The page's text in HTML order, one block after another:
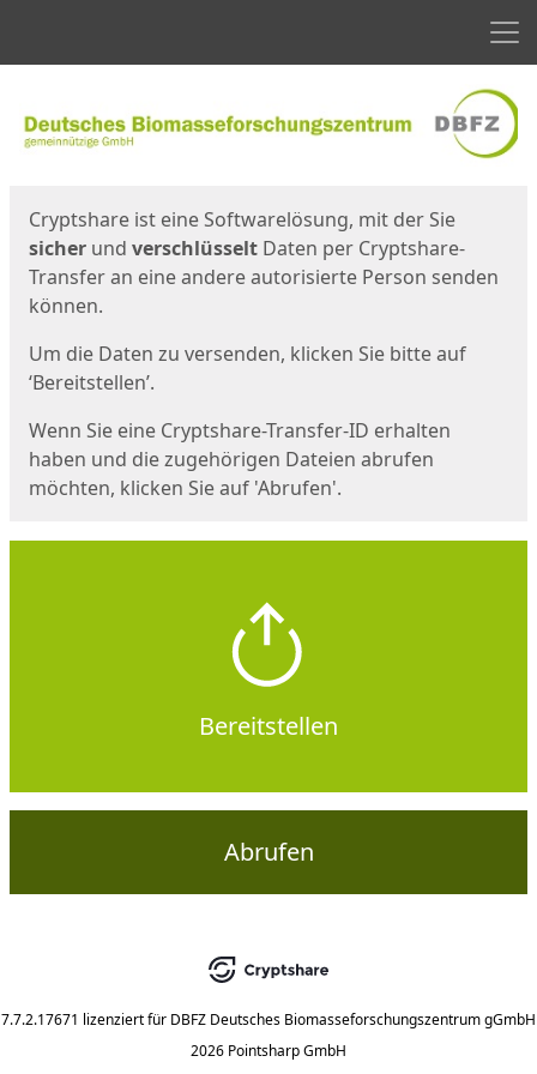
Cryptshare ist eine Softwarelösung, mit der Sie
sicher und verschlüsselt Daten per Cryptshare-
Transfer an eine andere autorisierte Person senden
können.
Um die Daten zu versenden, klicken Sie bitte auf
‘Bereitstellen’.
Wenn Sie eine Cryptshare-Transfer-ID erhalten
haben und die zugehörigen Dateien abrufen
möchten, klicken Sie auf 'Abrufen'.
Bereitstellen
Abrufen
7.7.2.17671 lizenziert für DBFZ Deutsches Biomasseforschungszentrum gGmbH
2026 Pointsharp GmbH